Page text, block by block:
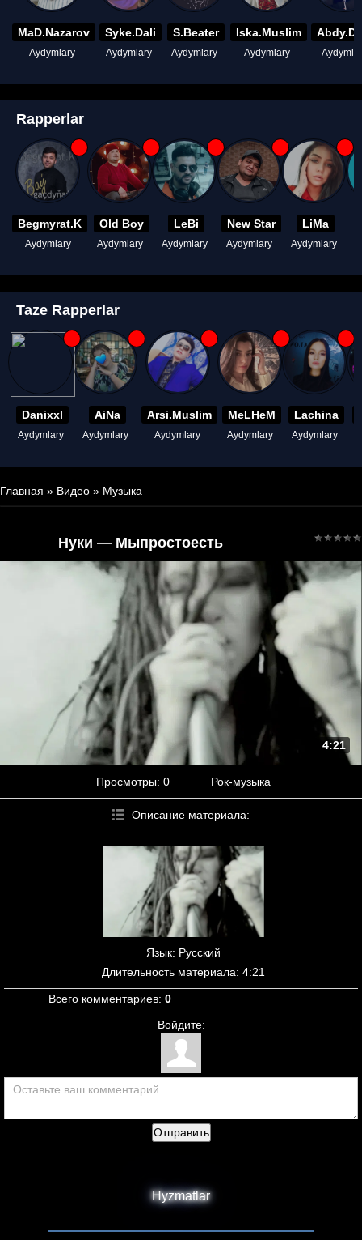
MaD.Nazarov
Aydymlary
Syke.Dali
Aydymlary
S.Beater
Aydymlary
Iska.Muslim
Aydymlary
Rapperlar
Begmyrat.K
Aydymlary
Old Boy
Aydymlary
LeBi
Aydymlary
New Star
Aydymlary
LiMa
Aydymlary
Taze Rapperlar
Danixxl
Aydymlary
AiNa
Aydymlary
Arsi.Muslim
Aydymlary
MeLHeM
Aydymlary
Lachina
Aydymlary
Главная » Видео » Музыка
Нуки — Мыпростоесть
4:21
Просмотры: 0 Рок-музыка
Описание материала:
Язык: Русский
Длительность материала: 4:21
Всего комментариев: 0
Войдите:
Отправить
Hyzmatlar